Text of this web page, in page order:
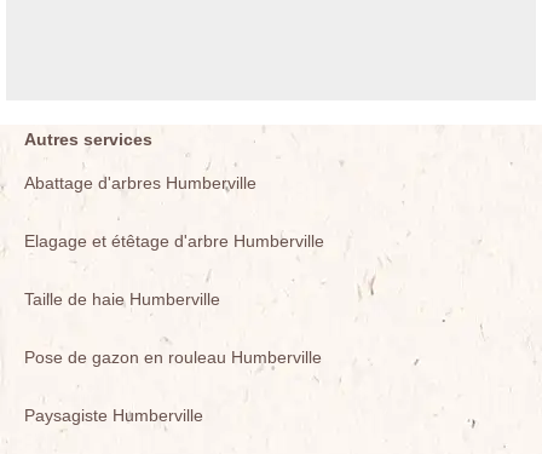
Autres services
Abattage d'arbres Humberville
Elagage et étêtage d'arbre Humberville
Taille de haie Humberville
Pose de gazon en rouleau Humberville
Paysagiste Humberville